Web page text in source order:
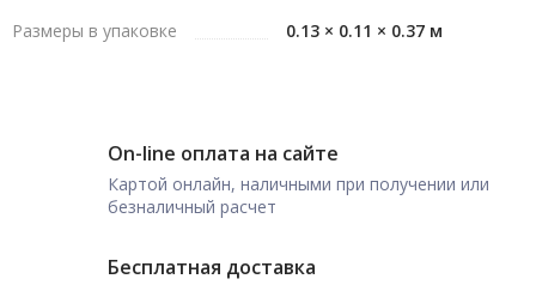
Размеры в упаковке 0.13 × 0.11 × 0.37 м
On-line оплата на сайте
Картой онлайн, наличными при получении или
безналичный расчет
Бесплатная доставка